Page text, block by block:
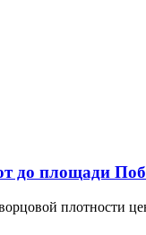
до площади
плотности